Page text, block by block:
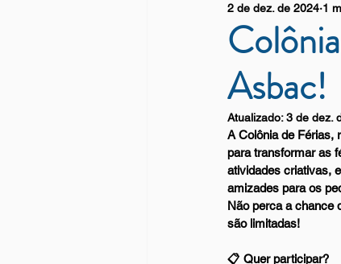
Beneficientes
Asbac!
2 de dez. de 2024 1
Atualizado:3 de dez.
A Colônia de Férias,
para transformar as
atividades criativas,
amizades para os
Não perca a chance
são limitadas!
📋 Quer participar?